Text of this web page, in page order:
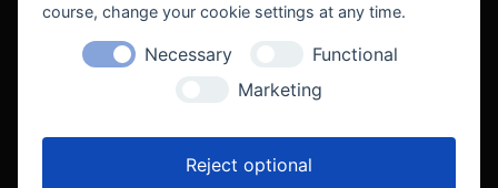
course, change your cookie settings at any time.
Necessary
Functional
Marketing
Reject optional